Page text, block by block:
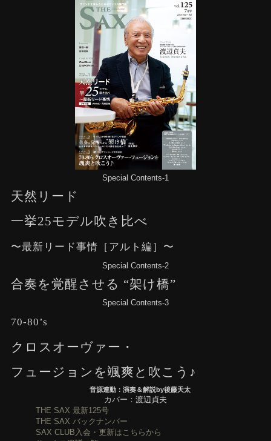
Special Contents-1
天然リード
一挙25モデル吹き比べ
〜最新リード事情［アルト編］〜
Special Contents-2
合奏を覚醒させる “架け橋”
Special Contents-3
70-80’s
クロスオーヴァー・
フュージョンを颯爽と吹こう♪
音源連動：演奏＆解説by後藤天太
カバー：渡辺貞夫
THE SAX 最新125号
THE SAX バックナンバー
SAX CLUB入会・更新はこちらから